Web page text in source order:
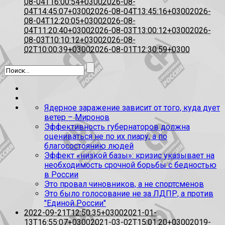
04T14:45:07+03002026-08-04T13:45:16+03002026-
08-04T12:20:05+03002026-08-
04T11:20:40+03002026-08-03T13:00:12+03002026-
08-03T10:10:12+03002026-08-
02T10:00:39+03002026-08-01T12:30:59+0300
Ядерное заражение зависит от того, куда дует
ветер – Миронов
Эффективность губернаторов должна
оцениваться не по их пиару, а по
благосостоянию людей
Эффект «низкой базы»: кризис указывает на
необходимость срочной борьбы с бедностью
в России
Это провал чиновников, а не спортсменов
Это было голосование не за ЛДПР, а против
"Единой России"
2022-09-21T12:50:35+03002021-01-
13T16:55:07+03002021-03-02T15:01:20+03002019-